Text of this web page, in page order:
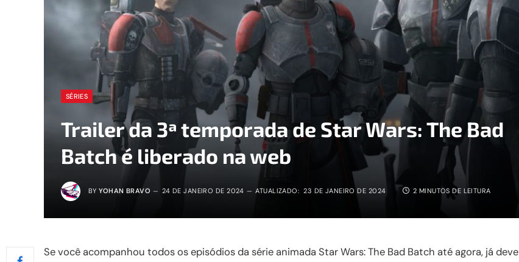
SÉRIES
Trailer da 3ª temporada de Star Wars: The Bad
Batch é liberado na web
BY YOHAN BRAVO 24 DE JANEIRO DE 2024 ATUALIZADO: 23 DE JANEIRO DE 2024 2 MINUTOS DE LEITURA
Se você acompanhou todos os episódios da série animada Star Wars: The Bad Batch até agora, já deve